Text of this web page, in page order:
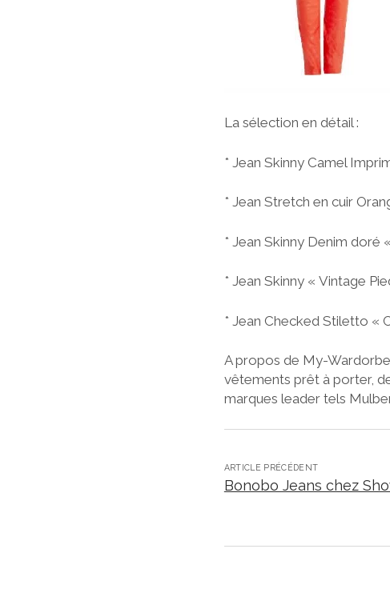
La sélection en détail :
* Jean Skinny Camel
* Jean Stretch en cuir
* Jean Skinny Denim doré
* Jean Skinny « Vintage
* Jean Checked Stiletto «
A propos de My-
vêtements prêt à porter,
marques leader tels
ARTICLE PRÉCÉDENT
Bonobo Jeans chez